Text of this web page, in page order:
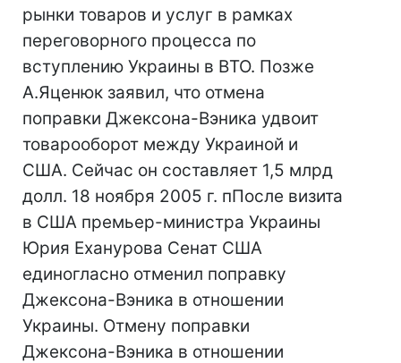
рынки товаров и услуг в рамках
переговорного процесса по
вступлению Украины в ВТО. Позже
А.Яценюк заявил, что отмена
поправки Джексона-Вэника удвоит
товарооборот между Украиной и
США. Сейчас он составляет 1,5 млрд
долл. 18 ноября 2005 г. пПосле визита
в США премьер-министра Украины
Юрия Еханурова Сенат США
единогласно отменил поправку
Джексона-Вэника в отношении
Украины. Отмену поправки
Джексона-Вэника в отношении